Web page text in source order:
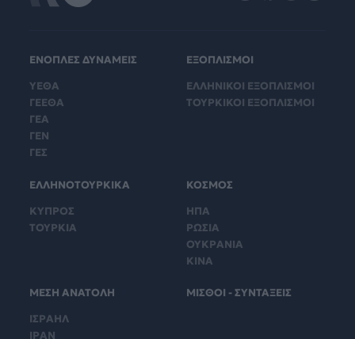
ΕΝΟΠΛΕΣ ΔΥΝΑΜΕΙΣ
ΥΕΘΑ
ΓΕΕΘΑ
ΓΕΑ
ΓΕΝ
ΓΕΣ
ΕΞΟΠΛΙΣΜΟΙ
ΕΛΛΗΝΙΚΟΙ ΕΞΟΠΛΙΣΜΟΙ
ΤΟΥΡΚΙΚΟΙ ΕΞΟΠΛΙΣΜΟΙ
ΕΛΛΗΝΟΤΟΥΡΚΙΚΑ
ΚΥΠΡΟΣ
ΤΟΥΡΚΙΑ
ΚΟΣΜΟΣ
ΗΠΑ
ΡΩΣΙΑ
ΟΥΚΡΑΝΙΑ
ΚΙΝΑ
ΜΕΣΗ ΑΝΑΤΟΛΗ
ΙΣΡΑΗΛ
ΙΡΑΝ
ΜΙΣΘΟΙ - ΣΥΝΤΑΞΕΙΣ